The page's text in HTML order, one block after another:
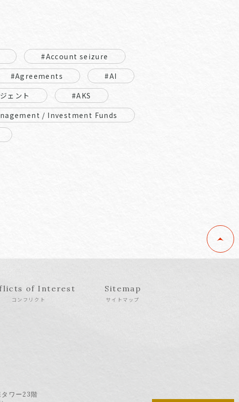
#Account seizure
#Agreements
#AI
ェント
#AKS
/ Investment Funds
of Interest
コンフリクト
Sitemap
サイトマップ
ワー23階